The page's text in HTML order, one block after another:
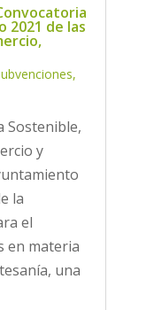
2021 de las
,
Sostenible,
y
la
el
en materia
una